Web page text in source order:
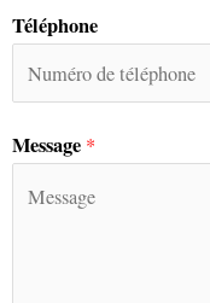
Téléphone
Message *